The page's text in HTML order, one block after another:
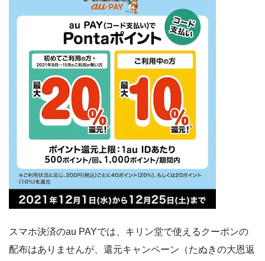
スマホ決済のau PAYでは、キリン堂で使えるクーポンの
配布はありませんが、還元キャンペーン（たぬきの大恩返